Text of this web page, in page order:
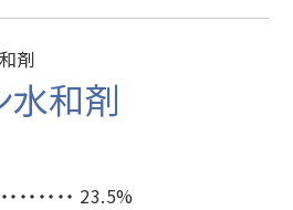
剤
水和剤
・・・・・・ 23.5%